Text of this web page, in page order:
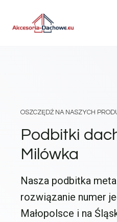
OSZCZĘDŹ NA NASZYCH
Podbitki
Milówka
Nasza podbitka
rozwiązanie numer
Małopolsce i na